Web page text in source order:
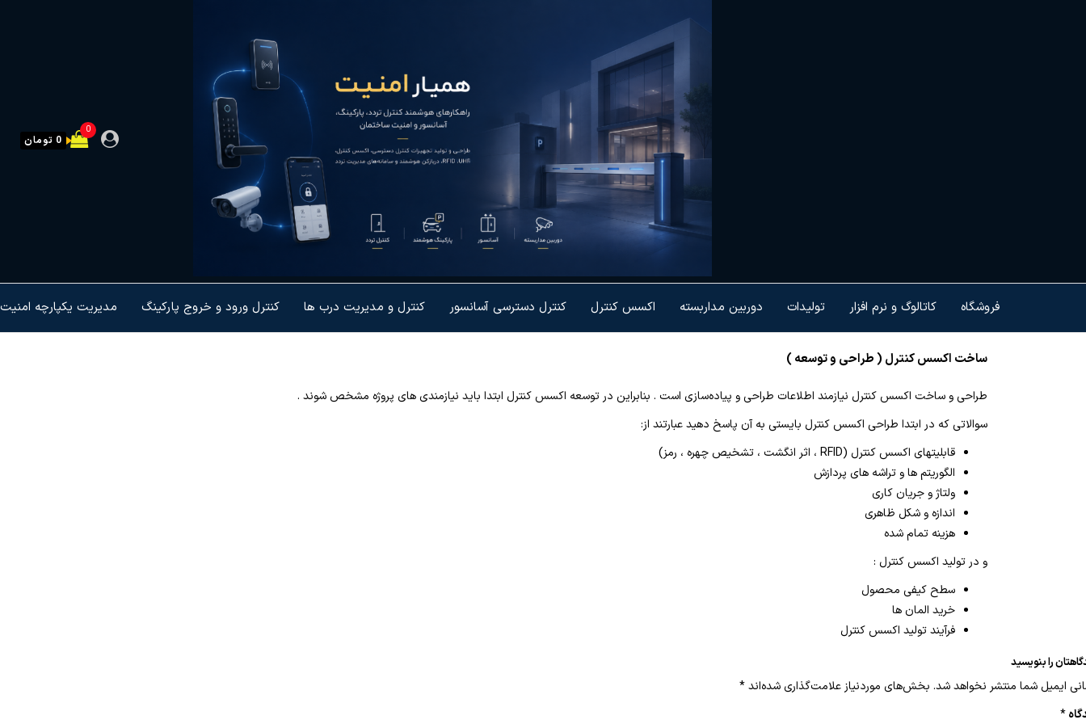
همیار
امنیت
کنترل تردد و
0
0 تومان
مدیریت یکپارچه امنیت کنترل ورود و خروج پارکینگ کنترل و مدیریت درب ها کنترل دسترسی آسانسور اکسس کنترل دوربین مداربسته تولیدات کاتالوگ و نرم افزار فروشگاه
ساخت اکسس کنترل ( طراحی و توسعه )
طراحی و ساخت اکسس کنترل نیازمند اطلاعات طراحی و پیاده‌سازی است . بنابراین در توسعه اکسس کنترل ابتدا باید نیازمندی های پروژه مشخص شوند .
سوالاتی که در ابتدا طراحی اکسس کنترل بایستی به آن پاسخ دهید عبارتند از:
قابلیتهای اکسس کنترل (RFID ، اثر انگشت ، تشخیص چهره ، رمز)
الگوریتم ها و تراشه های پردازش
ولتاژ و جریان کاری
اندازه و شکل ظاهری
هزینه تمام شده
و در تولید اکسس کنترل :
سطح کیفی محصول
خرید المان ها
فرآیند تولید اکسس کنترل
را بنویسید
ایمیل شما منتشر نخواهد شد. بخش‌های موردنیاز علامت‌گذاری شده‌اند*
*